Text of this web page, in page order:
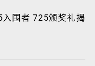
围者 725颁奖礼揭